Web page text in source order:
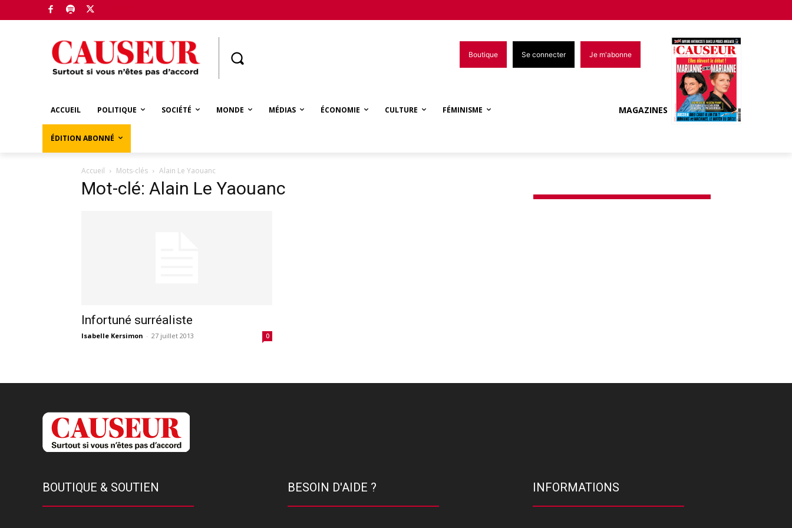
Boutique Se connecter Je m'abonne
ACCUEIL POLITIQUE SOCIÉTÉ MONDE MÉDIAS ÉCONOMIE CULTURE FÉMINISME
ÉDITION ABONNÉ
MAGAZINES
Accueil Mots-clés Alain Le Yaouanc
Mot-clé: Alain Le Yaouanc
Infortuné surréaliste
Isabelle Kersimon - 27 juillet 2013 0
BOUTIQUE & SOUTIEN BESOIN D'AIDE ? INFORMATIONS